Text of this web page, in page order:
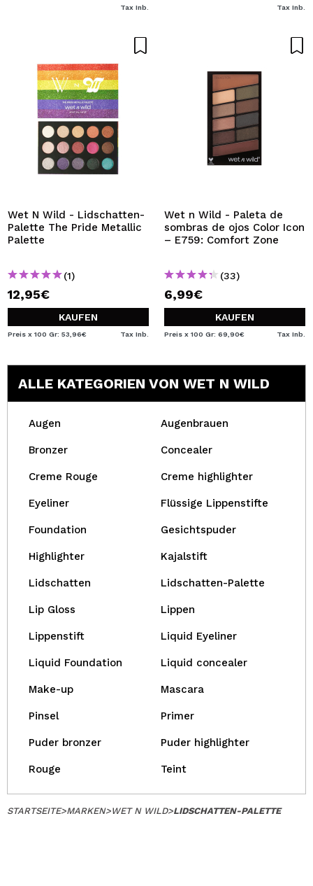
Tax Inb. Tax Inb.
Wet N Wild - Lidschatten-
Palette The Pride Metallic
Palette
(1)
12,95€
KAUFEN
Preis x 100 Gr: 53,96€ Tax Inb.
Wet n Wild - Paleta de
sombras de ojos Color Icon
– E759: Comfort Zone
(33)
6,99€
KAUFEN
Preis x 100 Gr: 69,90€ Tax Inb.
ALLE KATEGORIEN VON WET N WILD
Augen Augenbrauen
Bronzer Concealer
Creme Rouge Creme highlighter
Eyeliner Flüssige Lippenstifte
Foundation Gesichtspuder
Highlighter Kajalstift
Lidschatten Lidschatten-Palette
Lip Gloss Lippen
Lippenstift Liquid Eyeliner
Liquid Foundation Liquid concealer
Make-up Mascara
Pinsel Primer
Puder bronzer Puder highlighter
Rouge Teint
STARTSEITE>MARKEN>WET N WILD>LIDSCHATTEN-PALETTE